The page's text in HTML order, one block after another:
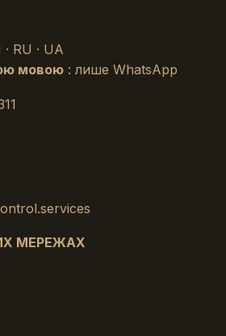
RU · UA
мовою : лише WhatsApp
МЕРЕЖАХ